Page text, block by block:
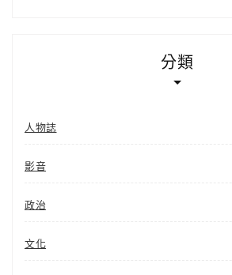
分類
人物誌
影音
政治
文化